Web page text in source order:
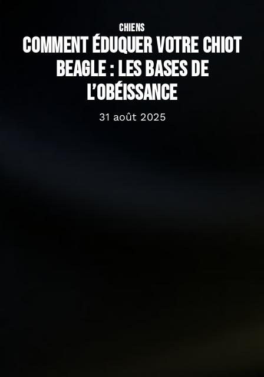
CHIENS
Comment éduquer votre chiot
beagle : les bases de
l’obéissance
31 août 2025